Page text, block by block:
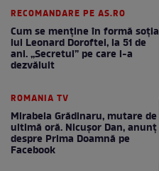
RECOMANDARE PE AS.RO
Cum se menţine în formă soţia
lui Leonard Doroftei, la 51 de
ani. „Secretul” pe care l-a
dezvăluit
ROMANIA TV
Mirabela Grădinaru, mutare de
ultimă oră. Nicuşor Dan, anunţ
despre Prima Doamnă pe
Facebook